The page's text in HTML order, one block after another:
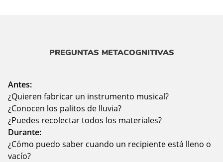
PREGUNTAS METACOGNITIVAS
Antes:
¿Quieren fabricar un instrumento musical?
¿Conocen los palitos de lluvia?
¿Puedes recolectar todos los materiales?
Durante:
¿Cómo puedo saber cuando un recipiente está lleno o
vacío?